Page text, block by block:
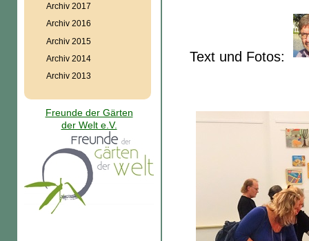
Text und Fotos:
Archiv 2017
Archiv 2016
Archiv 2015
Archiv 2014
Archiv 2013
Freunde der Gärten
der Welt e.V.